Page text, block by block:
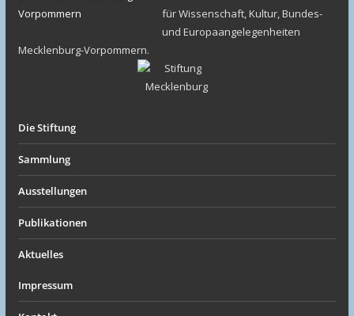
für Wissenschaft, Kultur, Bundes-
und Europaangelegenheiten
Mecklenburg-Vorpommern.
Die Stiftung
Sammlung
Ausstellungen
Publikationen
Aktuelles
Impressum